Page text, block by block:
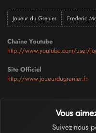
Joueur du Grenier Frederic
Chaîne Youtube
http://www.youtube.com/user/
Site Officiel
http://www.joueurdugrenier.fr
Vous
Suivez-nous